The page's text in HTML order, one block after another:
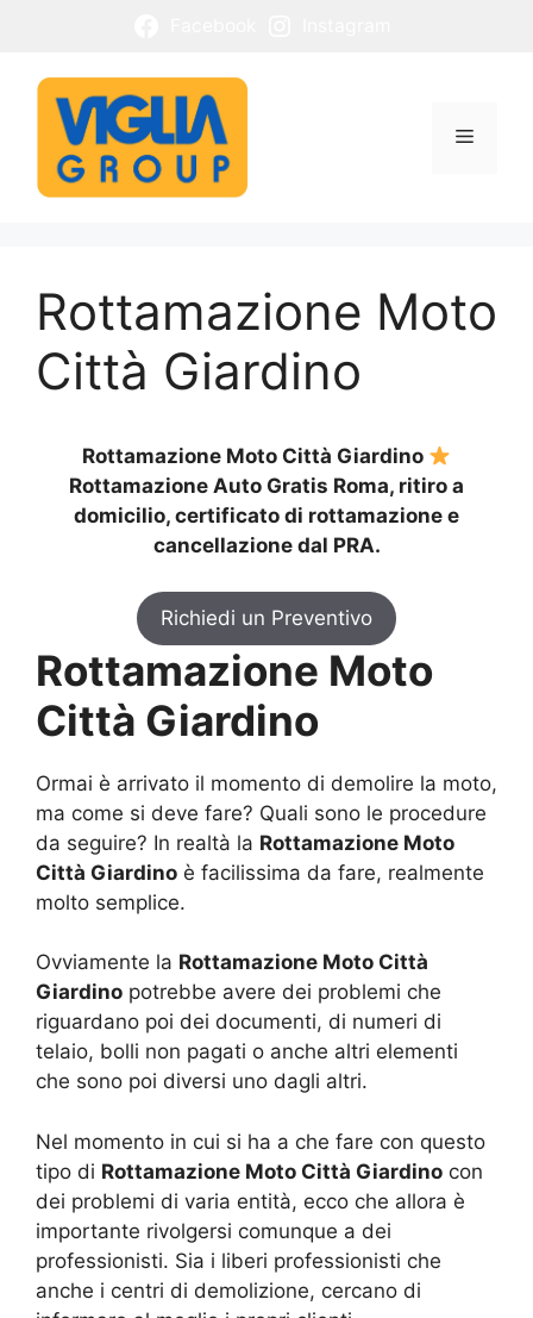
contenuto
Menu
Rottamazione Moto
Città Giardino
Rottamazione Moto Città Giardino
Rottamazione Auto Gratis Roma, ritiro a
domicilio, certificato di rottamazione e
cancellazione dal PRA.
Richiedi un Preventivo
Rottamazione Moto
Città Giardino
Ormai è arrivato il momento di demolire la moto,
ma come si deve fare? Quali sono le procedure
da seguire? In realtà la Rottamazione Moto
Città Giardino è facilissima da fare, realmente
molto semplice.
Ovviamente la Rottamazione Moto Città
Giardino potrebbe avere dei problemi che
riguardano poi dei documenti, di numeri di
telaio, bolli non pagati o anche altri elementi
che sono poi diversi uno dagli altri.
Nel momento in cui si ha a che fare con questo
tipo di Rottamazione Moto Città Giardino con
dei problemi di varia entità, ecco che allora è
importante rivolgersi comunque a dei
professionisti. Sia i liberi professionisti che
anche i centri di demolizione, cercano di